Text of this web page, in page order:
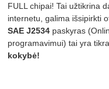
FULL chipai! Tai užtikrina
internetu, galima išsipirkti
SAE J2534 paskyras
programavimui) tai yra
kokybė!